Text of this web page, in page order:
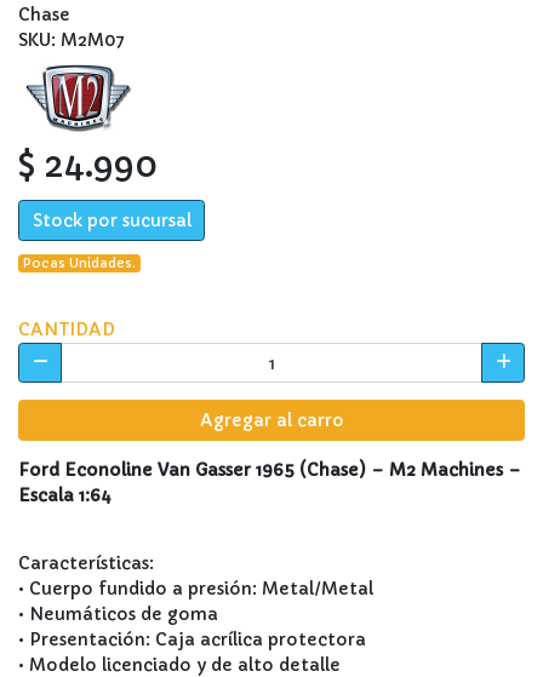
Chase
SKU: M2M07
$ 24.990
Stock por sucursal
Pocas Unidades.
CANTIDAD
Agregar al carro
Ford Econoline Van Gasser 1965 (Chase) – M2 Machines –
Escala 1:64
Características:
• Cuerpo fundido a presión: Metal/Metal
• Neumáticos de goma
• Presentación: Caja acrílica protectora
• Modelo licenciado y de alto detalle